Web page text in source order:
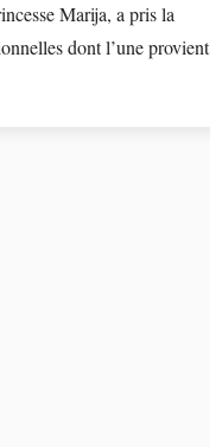
Marija, a pris la
dont l’une provient